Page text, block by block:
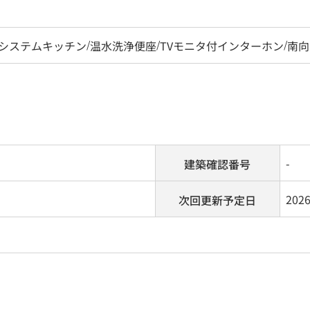
ステムキッチン/温水洗浄便座/TVモニタ付インターホン/南
建築確認番号 -
次回更新予定日